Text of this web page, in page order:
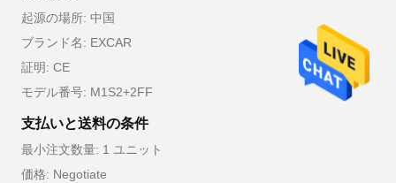
起源の場所: 中国
ブランド名: EXCAR
証明: CE
モデル番号: M1S2+2FF
支払いと送料の条件
最小注文数量: 1 ユニット
価格: Negotiate